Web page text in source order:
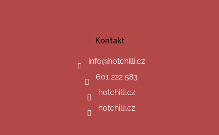
Kontakt
info@hotchilli.cz
601 222 583
hotchilli.cz
hotchilli.cz